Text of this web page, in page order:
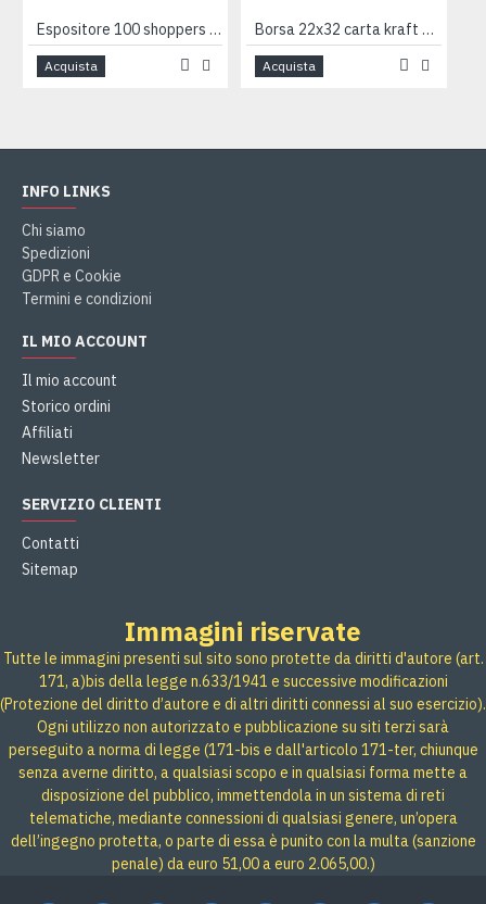
Espositore 100 shoppers NATALE
Acquista
Borsa 22x32 carta kraft avana 25pz
Acquista
INFO LINKS
Chi siamo
Spedizioni
GDPR e Cookie
Termini e condizioni
IL MIO ACCOUNT
Il mio account
Storico ordini
Affiliati
Newsletter
SERVIZIO CLIENTI
Contatti
Sitemap
Immagini riservate
Tutte le immagini presenti sul sito sono protette da diritti d'autore (art.
171, a)bis della legge n.633/1941 e successive modificazioni
(Protezione del diritto d’autore e di altri diritti connessi al suo esercizio).
Ogni utilizzo non autorizzato e pubblicazione su siti terzi sarà
perseguito a norma di legge (171-bis e dall'articolo 171-ter, chiunque
senza averne diritto, a qualsiasi scopo e in qualsiasi forma mette a
disposizione del pubblico, immettendola in un sistema di reti
telematiche, mediante connessioni di qualsiasi genere, un’opera
dell’ingegno protetta, o parte di essa è punito con la multa (sanzione
penale) da euro 51,00 a euro 2.065,00.)